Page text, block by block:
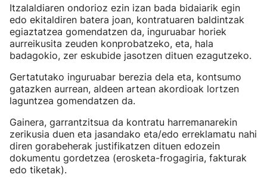
Itzalaldiaren ondorioz ezin izan bada bidaiarik egin
edo ekitaldiren batera joan, kontratuaren baldintzak
egiaztatzea gomendatzen da, inguruabar horiek
aurreikusita zeuden konprobatzeko, eta, hala
badagokio, zer eskubide jasotzen dituen ezagutzeko.
Gertatutako inguruabar berezia dela eta, kontsumo
gatazken aurrean, aldeen artean akordioak lortzen
laguntzea gomendatzen da.
Gainera, garrantzitsua da kontratu harremanarekin
zerikusia duen eta jasandako eta/edo erreklamatu nahi
diren gorabeherak justifikatzen dituen edozein
dokumentu gordetzea (erosketa-frogagiria, fakturak
edo tiketak).